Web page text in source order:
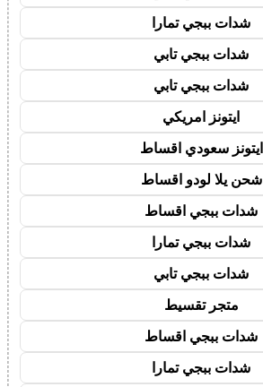
شدات ببجي تمارا
شدات ببجي تابي
شدات ببجي تابي
ايتونز امريكي
ايتونز سعودي اقساط
شحن يلا لودو اقساط
شدات ببجي اقساط
شدات ببجي تمارا
شدات ببجي تابي
متجر تقسيط
شدات ببجي اقساط
شدات ببجي تمارا